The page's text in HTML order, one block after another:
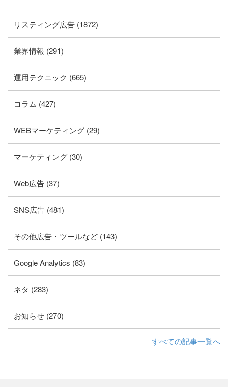
リスティング広告 (1872)
業界情報 (291)
運用テクニック (665)
コラム (427)
WEBマーケティング (29)
マーケティング (30)
Web広告 (37)
SNS広告 (481)
その他広告・ツールなど (143)
Google Analytics (83)
ネタ (283)
お知らせ (270)
すべての記事一覧へ